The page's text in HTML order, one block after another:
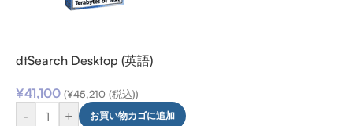
dtSearch Desktop (英語)
¥41,100 (¥45,210 (税込))
- + お買い物カゴに追加